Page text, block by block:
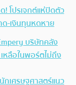
! โปรเจกต์แห่ปิดตัว
ด-เงินทุนหดหาย
บริษัทคลัง
หลือในพอร์ตไม่ถึง
เศรษฐศาสตร์แนว